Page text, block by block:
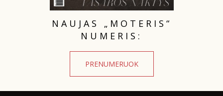
NAUJAS „MOTERIS“
NUMERIS:
PRENUMERUOK